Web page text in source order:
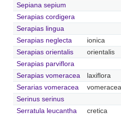
Sepiana sepium
Serapias cordigera
Serapias lingua
Serapias neglecta
ionica
Serapias orientalis
orientalis
Serapias parviflora
Serapias vomeracea
laxiflora
Serarias vomeracea
vomeracea
Serinus serinus
Serratula leucantha
cretica